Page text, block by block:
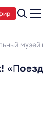
музей на
«Поезд